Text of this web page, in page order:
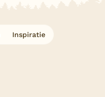
Inspiratie